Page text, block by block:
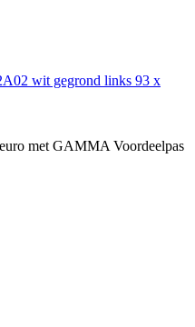
wit gegrond links 93 x
met GAMMA Voordeelpas